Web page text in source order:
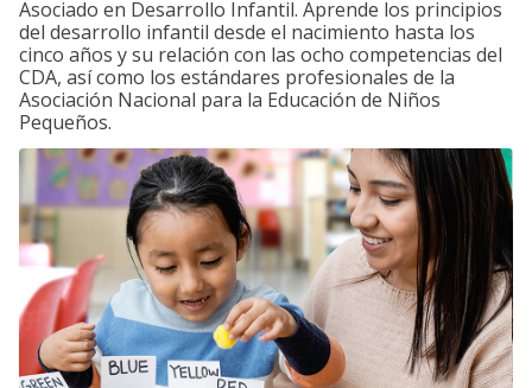
Asociado en Desarrollo Infantil. Aprende los principios
del desarrollo infantil desde el nacimiento hasta los
cinco años y su relación con las ocho competencias del
CDA, así como los estándares profesionales de la
Asociación Nacional para la Educación de Niños
Pequeños.